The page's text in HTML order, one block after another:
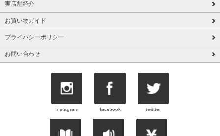
実店舗紹介
お買い物ガイド
プライバシーポリシー
お問い合わせ
Instagram facebook twittter